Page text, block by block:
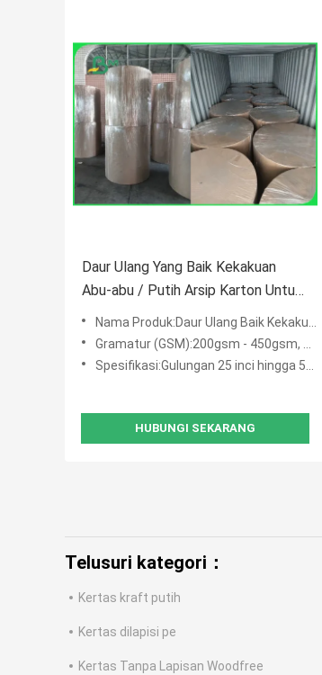
Daur Ulang Yang Baik Kekakuan
Abu-abu / Putih Arsip Karton Untuk
Penutup File Kotak Hadiah
Nama Produk:Daur Ulang Baik Kekakuan Abu-abu / Putih Arsip Karton Untuk Penutup File Kotak Hadiah
Gramatur (GSM):200gsm - 450gsm, desain lainnya dapat
Spesifikasi:Gulungan 25 inci hingga 50 inci
HUBUNGI SEKARANG
Telusuri kategori：
Kertas kraft putih
Kertas dilapisi pe
Kertas Tanpa Lapisan Woodfree